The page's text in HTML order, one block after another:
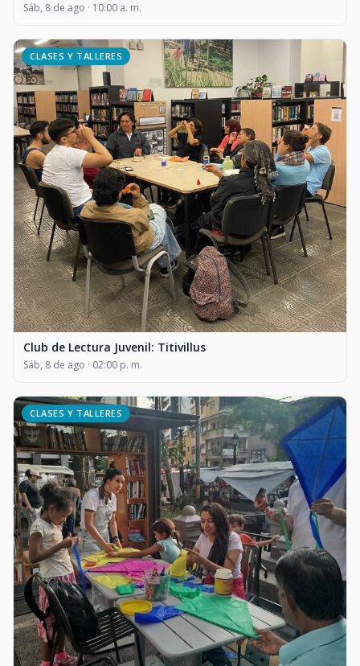
Sáb, 8 de ago · 10:00 a. m.
CLASES Y TALLERES
Club de Lectura Juvenil: Titivillus
Sáb, 8 de ago · 02:00 p. m.
CLASES Y TALLERES